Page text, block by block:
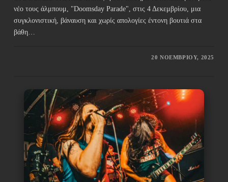
νέο τους άλμπουμ, "Doomsday Parade", στις 4 Δεκεμβρίου, μια
συγκλονιστική, βάναυση και χωρίς απολογίες έντονη βουτιά στα
βάθη…
20 ΝΟΕΜΒΡΊΟΥ, 2025